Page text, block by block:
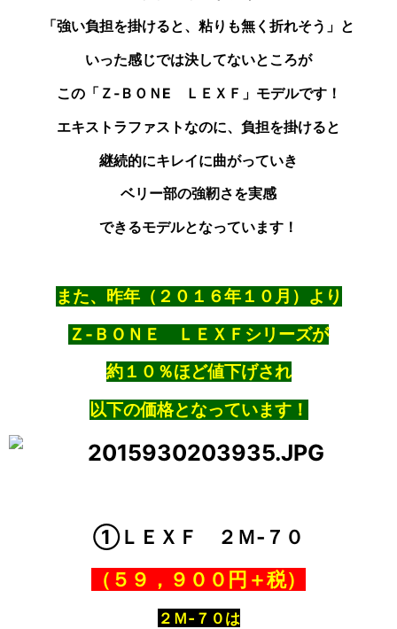
「強い負担を掛けると、粘りも無く折れそう」と
いった感じでは決してないところが
この「Ｚ‐ＢＯＮE ＬＥＸＦ」モデルです！
エキストラファストなのに、負担を掛けると
継続的にキレイに曲がっていき
ベリー部の強靭さを実感
できるモデルとなっています！
また、昨年（２０１６年１０月）より
Ｚ‐ＢＯＮＥ ＬＥＸＦシリーズが
約１０％ほど値下げされ
以下の価格となっています！
①ＬＥＸＦ ２Ｍ‐７０
（５９，９００円＋税）
２Ｍ‐７０は